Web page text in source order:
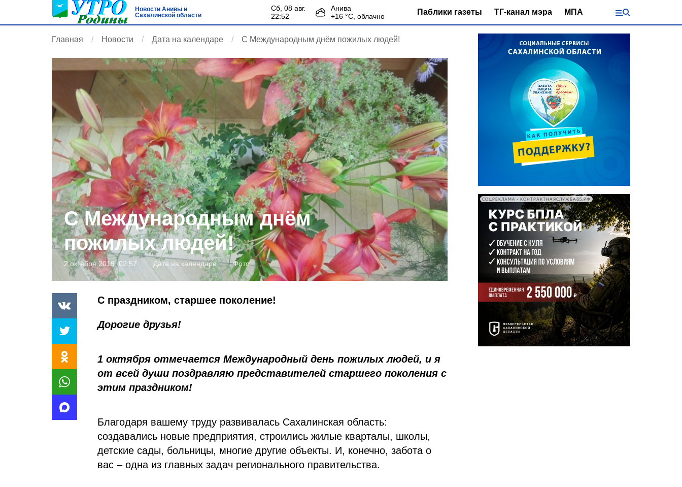
Новости Анивы и
Сахалинской области
сб, 08 авг.
22:52
Анива
+16 °С, облачно Паблики газеты ТГ-канал мэра МПА
Главная Новости Дата на календаре С Международным днём пожилых людей!
С Международным днём
пожилых людей!
2 октября 2019, 02:57 Дата на календаре Фото:
С праздником, старшее поколение!
Дорогие друзья!
1 октября отмечается Международный день пожилых людей, и я
от всей души поздравляю представителей старшего поколения с
этим праздником!
Благодаря вашему труду развивалась Сахалинская область:
создавались новые предприятия, строились жилые кварталы, школы,
детские сады, больницы, многие другие объекты. И, конечно, забота о
вас – одна из главных задач регионального правительства.
СОЦРЕКЛАМА • КОНТРАКТНАЯСЛУЖБА65.РФ